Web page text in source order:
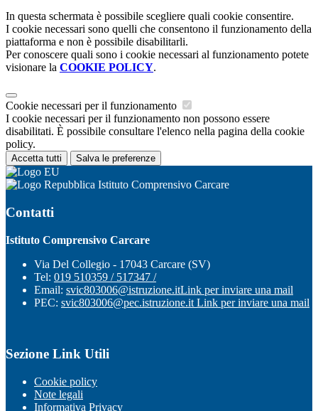
In questa schermata è possibile scegliere quali cookie consentire.
I cookie necessari sono quelli che consentono il funzionamento della
piattaforma e non è possibile disabilitarli.
Per conoscere quali sono i cookie necessari al funzionamento potete
visionare la COOKIE POLICY.
Cookie necessari per il funzionamento
I cookie necessari per il funzionamento non possono essere
disabilitati. È possibile consultare l'elenco nella pagina della cookie
policy.
Accetta tutti Salva le preferenze
Istituto Comprensivo Carcare
Contatti
Istituto Comprensivo Carcare
Via Del Collegio - 17043 Carcare (SV)
Tel: 019 510359 / 517347 /
Email: svic803006@istruzione.itLink per inviare una mail
PEC: svic803006@pec.istruzione.it Link per inviare una mail
Sezione Link Utili
Cookie policy
Note legali
Informativa Privacy